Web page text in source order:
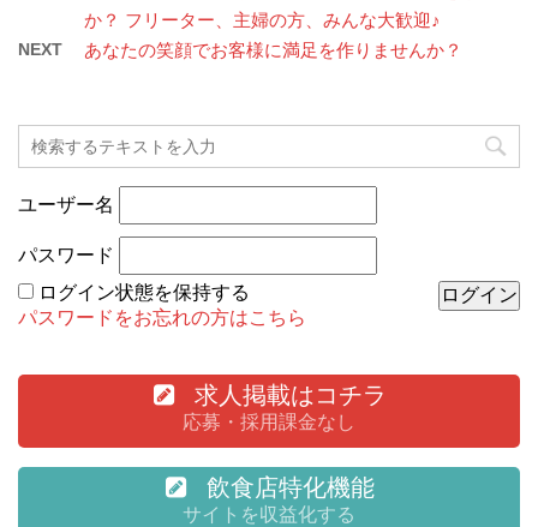
か？ フリーター、主婦の方、みんな大歓迎♪
NEXT あなたの笑顔でお客様に満足を作りませんか？
ユーザー名
パスワード
ログイン状態を保持する
パスワードをお忘れの方はこちら
求人掲載はコチラ
応募・採用課金なし
飲食店特化機能
サイトを収益化する